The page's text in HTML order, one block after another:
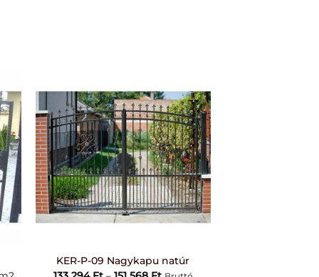
KER-P-09 Nagykapu natúr